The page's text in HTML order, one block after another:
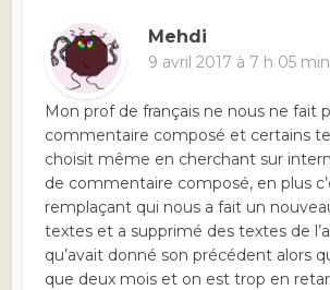
Mehdi
9 avril 2017 à 7 h 05 min
Mon prof de français ne nous ne fait
commentaire composé et certains
choisit même en cherchant sur
de commentaire composé, en plus
remplaçant qui nous a fait un
textes et a supprimé des textes de
qu’avait donné son précédent alors
que deux mois et on est trop en